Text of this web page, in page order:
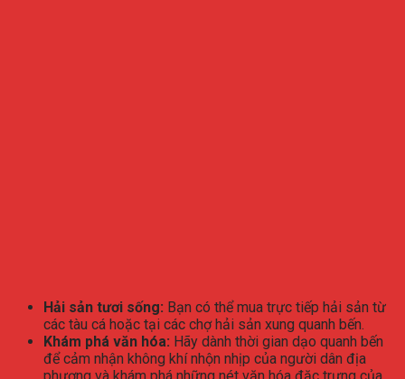
Hải sản tươi sống: Bạn có thể mua trực tiếp hải sản từ
các tàu cá hoặc tại các chợ hải sản xung quanh bến.
Khám phá văn hóa: Hãy dành thời gian dạo quanh bến
để cảm nhận không khí nhộn nhịp của người dân địa